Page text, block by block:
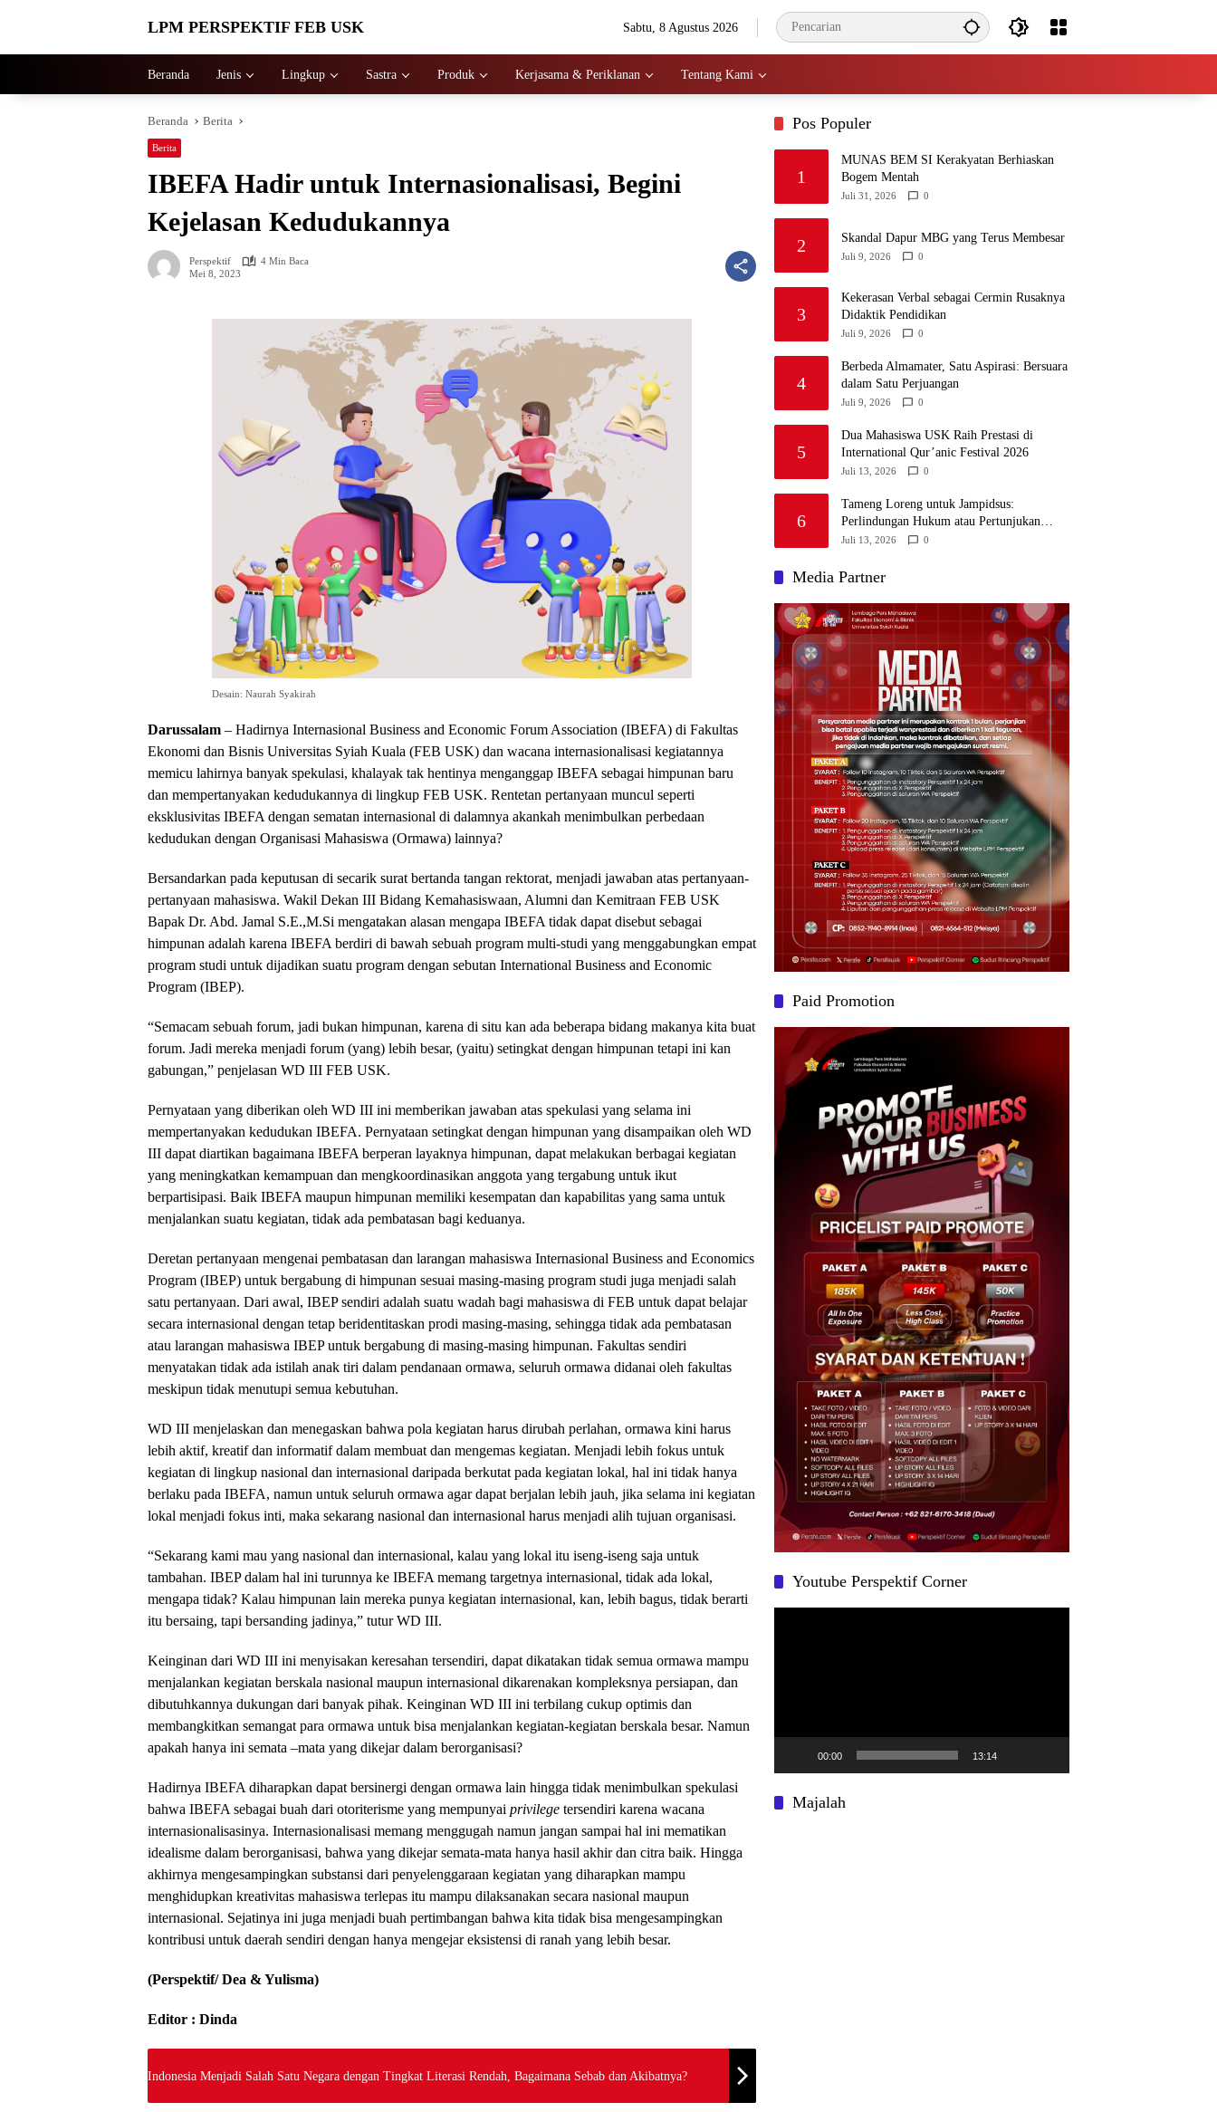
LPM PERSPEKTIF FEB USK Sabtu, 8 Agustus 2026
Beranda Jenis Lingkup Sastra Produk Kerjasama & Periklanan Tentang Kami
Beranda Berita
Berita
IBEFA Hadir untuk Internasionalisasi, Begini
Kejelasan Kedudukannya
Perspektif
4 Min Baca
Mei 8, 2023
Desain: Naurah Syakirah
Darussalam – Hadirnya Internasional Business and Economic Forum Association (IBEFA) di Fakultas
Ekonomi dan Bisnis Universitas Syiah Kuala (FEB USK) dan wacana internasionalisasi kegiatannya
memicu lahirnya banyak spekulasi, khalayak tak hentinya menganggap IBEFA sebagai himpunan baru
dan mempertanyakan kedudukannya di lingkup FEB USK. Rentetan pertanyaan muncul seperti
eksklusivitas IBEFA dengan sematan internasional di dalamnya akankah menimbulkan perbedaan
kedudukan dengan Organisasi Mahasiswa (Ormawa) lainnya?
Bersandarkan pada keputusan di secarik surat bertanda tangan rektorat, menjadi jawaban atas pertanyaan-
pertanyaan mahasiswa. Wakil Dekan III Bidang Kemahasiswaan, Alumni dan Kemitraan FEB USK
Bapak Dr. Abd. Jamal S.E.,M.Si mengatakan alasan mengapa IBEFA tidak dapat disebut sebagai
himpunan adalah karena IBEFA berdiri di bawah sebuah program multi-studi yang menggabungkan empat
program studi untuk dijadikan suatu program dengan sebutan International Business and Economic
Program (IBEP).
“Semacam sebuah forum, jadi bukan himpunan, karena di situ kan ada beberapa bidang makanya kita buat
forum. Jadi mereka menjadi forum (yang) lebih besar, (yaitu) setingkat dengan himpunan tetapi ini kan
gabungan,” penjelasan WD III FEB USK.
Pernyataan yang diberikan oleh WD III ini memberikan jawaban atas spekulasi yang selama ini
mempertanyakan kedudukan IBEFA. Pernyataan setingkat dengan himpunan yang disampaikan oleh WD
III dapat diartikan bagaimana IBEFA berperan layaknya himpunan, dapat melakukan berbagai kegiatan
yang meningkatkan kemampuan dan mengkoordinasikan anggota yang tergabung untuk ikut
berpartisipasi. Baik IBEFA maupun himpunan memiliki kesempatan dan kapabilitas yang sama untuk
menjalankan suatu kegiatan, tidak ada pembatasan bagi keduanya.
Deretan pertanyaan mengenai pembatasan dan larangan mahasiswa Internasional Business and Economics
Program (IBEP) untuk bergabung di himpunan sesuai masing-masing program studi juga menjadi salah
satu pertanyaan. Dari awal, IBEP sendiri adalah suatu wadah bagi mahasiswa di FEB untuk dapat belajar
secara internasional dengan tetap beridentitaskan prodi masing-masing, sehingga tidak ada pembatasan
atau larangan mahasiswa IBEP untuk bergabung di masing-masing himpunan. Fakultas sendiri
menyatakan tidak ada istilah anak tiri dalam pendanaan ormawa, seluruh ormawa didanai oleh fakultas
meskipun tidak menutupi semua kebutuhan.
WD III menjelaskan dan menegaskan bahwa pola kegiatan harus dirubah perlahan, ormawa kini harus
lebih aktif, kreatif dan informatif dalam membuat dan mengemas kegiatan. Menjadi lebih fokus untuk
kegiatan di lingkup nasional dan internasional daripada berkutat pada kegiatan lokal, hal ini tidak hanya
berlaku pada IBEFA, namun untuk seluruh ormawa agar dapat berjalan lebih jauh, jika selama ini kegiatan
lokal menjadi fokus inti, maka sekarang nasional dan internasional harus menjadi alih tujuan organisasi.
‎“Sekarang kami mau yang nasional dan internasional, kalau yang lokal ‎itu iseng-iseng ‎saja untuk
tambahan. IBEP dalam hal ini ‎turunnya ke IBEFA memang targetnya ‎internasional, tidak ada ‎lokal,
mengapa tidak? Kalau himpunan lain mereka ‎punya ‎kegiatan internasional, kan, lebih bagus, tidak berarti
itu ‎bersaing, tapi bersanding jadinya,” ‎tutur WD III.
menjalankan kegiatan berskala nasional maupun internasional ‏dikarenakan kompleksnya persiapan, dan
dibutuhkannya dukungan dari banyak ‏pihak. ‎Keinginan WD III ini terbilang cukup optimis dan
membangkitkan semangat ‏para ormawa untuk bisa menjalankan kegiatan‎-‎kegiatan berskala besar‎. ‎Namun
‏apakah hanya ini semata ‏‎–‎mata yang dikejar dalam berorganisasi‎?
Hadirnya IBEFA diharapkan dapat bersinergi dengan ormawa lain ‏hingga tidak menimbulkan spekulasi
bahwa IBEFA sebagai buah dari otoriterisme yang ‏mempunyai privilege tersendiri karena wacana
idealisme dalam berorganisasi‎, ‎bahwa yang dikejar semata‎-‎mata ‏hanya hasil akhir dan citra baik‎. Hingga
akhirnya mengesampingkan substansi dari ‏penyelenggaraan kegiatan yang diharapkan mampu
menghidupkan kreativitas ‏mahasiswa terlepas itu mampu dilaksanakan secara nasional maupun
internasional‎. ‎Sejatinya ini juga menjadi buah pertimbangan ‎bahwa kita tidak bisa mengesampingkan
kontribusi untuk daerah sendiri dengan hanya ‎mengejar eksistensi di ranah yang lebih besar.
(Perspektif/ Dea & Yulisma)
Editor : Dinda
Indonesia Menjadi Salah Satu Negara dengan Tingkat Literasi Rendah, Bagaimana Sebab dan Akibatnya?
Pos Populer
1
MUNAS BEM SI Kerakyatan Berhiaskan
Bogem Mentah
Juli 31, 2026 0
2 Skandal Dapur MBG yang Terus Membesar
Juli 9, 2026 0
3
Kekerasan Verbal sebagai Cermin Rusaknya
Didaktik Pendidikan
Juli 9, 2026 0
4
Berbeda Almamater, Satu Aspirasi: Bersuara
dalam Satu Perjuangan
Juli 9, 2026 0
5
Dua Mahasiswa USK Raih Prestasi di
International Qur’anic Festival 2026
Juli 13, 2026 0
6
Tameng Loreng untuk Jampidsus:
Perlindungan Hukum atau Pertunjukan
Kekuasaan?
Juli 13, 2026 0
Media Partner
Paid Promotion
Youtube Perspektif Corner
00:00 13:14
Majalah